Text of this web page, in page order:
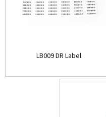
LB009 DR Label